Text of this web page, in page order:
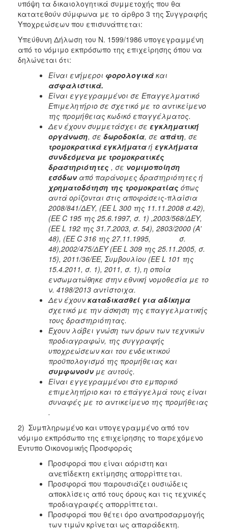
υπόψη τα δικαιολογητικά συμμετοχής που θα
κατατεθούν σύμφωνα με το άρθρο 3 της Συγγραφής
Υποχρεώσεων που επισυνάπτεται:
Υπεύθυνη Δήλωση του Ν. 1599/1986 υπογεγραμμένη
από το νόμιμο εκπρόσωπο της επιχείρησης όπου να
δηλώνεται ότι:
Είναι ενήμεροι φορολογικά και
ασφαλιστικά.
Είναι εγγεγραμμένοι σε Επαγγελματικό
Επιμελητήριο σε σχετικό με το αντικείμενο
της προμήθειας κωδικό επαγγέλματος.
Δεν έχουν συμμετάσχει σε εγκληματική
οργάνωση, σε δωροδοκία, σε απάτη, σε
τρομοκρατικά εγκλήματαή εγκλήματα
συνδεόμενα με τρομοκρατικές
δραστηριότητες , σε νομιμοποίηση
εσόδων από παράνομες δραστηριότητες ή
χρηματοδότηση της τρομοκρατίας όπως
αυτά ορίζονται στις αποφάσεις-πλαίσια
2008/841/ΔΕΥ, (ΕΕ L 300 της 11.11.2008 σ.42),
(ΕΕ C 195 της 25.6.1997, σ. 1) ,2003/568/ΔΕΥ,
(ΕΕ L 192 της 31.7.2003, σ. 54), 2803/2000 (Α'
48), (ΕΕ C 316 της 27.11.1995, σ.
48),2002/475/ΔΕΥ (ΕΕ L 309 της 25.11.2005, σ.
15), 2011/36/ΕΕ, Συμβουλίου (ΕΕ L 101 της
15.4.2011, σ. 1), 2011, σ. 1), η οποία
ενσωματώθηκε στην εθνική νομοθεσία με το
ν. 4198/2013 αντίστοιχα.
Δεν έχουν καταδικασθεί για αδίκημα
σχετικό με την άσκηση της επαγγελματικής
τους δραστηριότητας.
Έχουν λάβει γνώση των όρων των τεχνικών
προδιαγραφών, της συγγραφής
υποχρεώσεων και του ενδεικτικού
προϋπολογισμό της προμήθειας και
συμφωνούν με αυτούς.
Είναι εγγεγραμμένοι στο εμπορικό
επιμελητήριο και το επάγγελμά τους είναι
συναφές με το αντικείμενο της προμήθειας
.
2) Συμπληρωμένο και υπογεγραμμένο από τον
νόμιμο εκπρόσωπο της επιχείρησης το παρεχόμενο
Έντυπο Οικονομικής Προσφοράς
Προσφορά που είναι αόριστη και
ανεπίδεκτη εκτίμησης απορρίπτεται.
Προσφορά που παρουσιάζει ουσιώδεις
αποκλίσεις από τους όρους και τις τεχνικές
προδιαγραφές απορρίπτεται.
Προσφορά που θέτει όρο αναπροσαρμογής
των τιμών κρίνεται ως απαράδεκτη.